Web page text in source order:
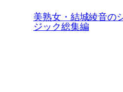
美熟女・結城綾音の
ジック総集編